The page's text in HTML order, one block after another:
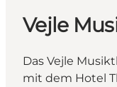
Vejle
Das Vejle
mit dem Hotel